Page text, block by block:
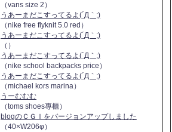
（vans size 2）
うあーまだこすってるよ(´Д｀;)
（nike free flyknit 5.0 red）
うあーまだこすってるよ(´Д｀;)
（）
うあーまだこすってるよ(´Д｀;)
（nike school backpacks price）
うあーまだこすってるよ(´Д｀;)
（michael kors marina）
うーむむむ
（toms shoes專櫃）
blogのＣＧＩをバージョンアップしました
（40×W206φ）